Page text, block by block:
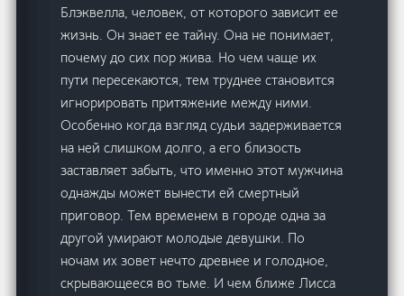
Блэквелла, человек, от которого зависит ее
жизнь. Он знает ее тайну. Она не понимает,
почему до сих пор жива. Но чем чаще их
пути пересекаются, тем труднее становится
игнорировать притяжение между ними.
Особенно когда взгляд судьи задерживается
на ней слишком долго, а его близость
заставляет забыть, что именно этот мужчина
однажды может вынести ей смертный
приговор. Тем временем в городе одна за
другой умирают молодые девушки. По
ночам их зовет нечто древнее и голодное,
скрывающееся во тьме. И чем ближе Лисса